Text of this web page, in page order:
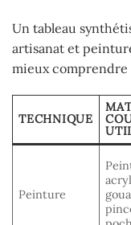
Un tableau
artisanat et
mieux comprendre
TECHNIQUE
Peinture